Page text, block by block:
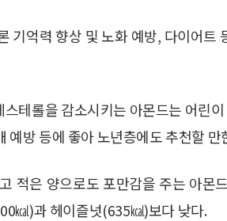
기억력 향상 및 노화 예방, 다이어트
테롤을 감소시키는 아몬드는 어린
예방 등에 좋아 노년층에도 추천할 만
적은 양으로도 포만감을 주는 아몬
㎉)과 헤이즐넛(635㎉)보다 낮다.